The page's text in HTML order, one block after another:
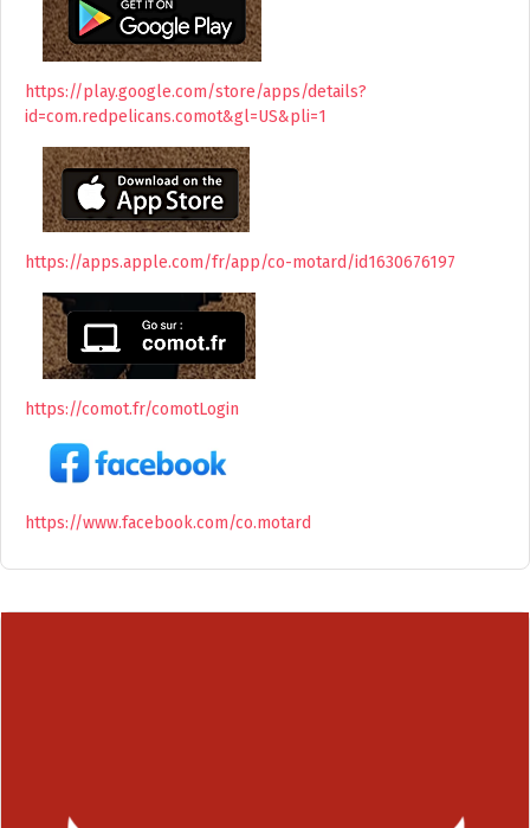
https://play.google.com/store/apps/details?
id=com.redpelicans.comot&gl=US&pli=1
https://apps.apple.com/fr/app/co-motard/id1630676197
https://comot.fr/comotLogin
https://www.facebook.com/co.motard